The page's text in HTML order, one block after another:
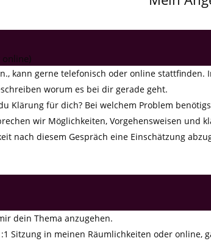
online)
kann gerne telefonisch oder online
worum es bei dir gerade geht.
Klärung für dich? Bei welchem Problem
wir Möglichkeiten, Vorgehensweisen und
nach diesem Gespräch eine Einschätzung
dein Thema anzugehen.
Sitzung in meinen Räumlichkeiten oder online,